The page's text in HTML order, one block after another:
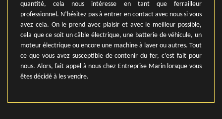
quantité, cela nous intéresse en tant que ferrailleur
professionnel. N’hésitez pas à entrer en contact avec nous si vous
avez cela. On le prend avec plaisir et avec le meilleur possible,
cela que ce soit un câble électrique, une batterie de véhicule, un
moteur électrique ou encore une machine à laver ou autres. Tout
ce que vous avez susceptible de contenir du fer, c’est fait pour
nous. Alors, fait appel à nous chez Entreprise Marin lorsque vous
êtes décidé à les vendre.